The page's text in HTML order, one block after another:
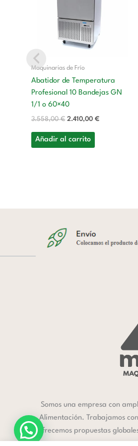
Maquinarias de Frío
Abatidor de Temperatura
Profesional 10 Bandejas GN
1/1 o 60×40
3.558,00€ 2.410,00€
Añadir al carrito
Somos una empresa con
Alimentación. Trabajamos
ofrecemos propuestas